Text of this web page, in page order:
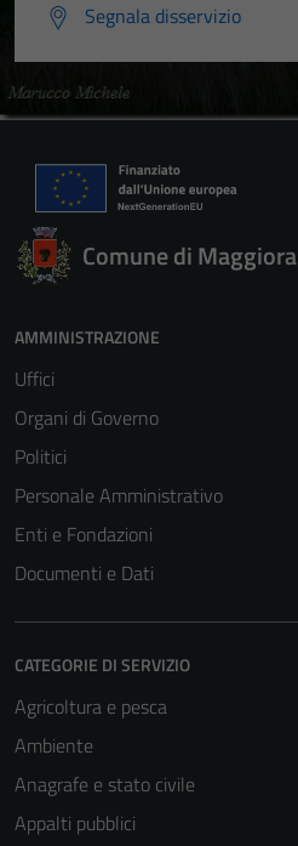
Segnala disservizio
Comune di Maggiora
AMMINISTRAZIONE
Uffici
Organi di Governo
Politici
Personale Amministrativo
Enti e Fondazioni
Documenti e Dati
CATEGORIE DI SERVIZIO
Agricoltura e pesca
Ambiente
Anagrafe e stato civile
Appalti pubblici